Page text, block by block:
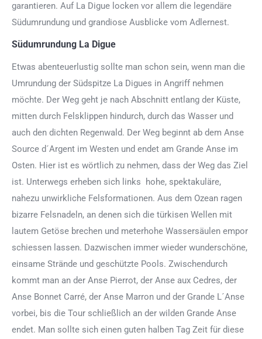
garantieren. Auf La Digue locken vor allem die legendäre
Südumrundung und grandiose Ausblicke vom Adlernest.
Südumrundung La Digue
Etwas abenteuerlustig sollte man schon sein, wenn man die
Umrundung der Südspitze La Digues in Angriff nehmen
möchte. Der Weg geht je nach Abschnitt entlang der Küste,
mitten durch Felsklippen hindurch, durch das Wasser und
auch den dichten Regenwald. Der Weg beginnt ab dem Anse
Source d´Argent im Westen und endet am Grande Anse im
Osten. Hier ist es wörtlich zu nehmen, dass der Weg das Ziel
ist. Unterwegs erheben sich links hohe, spektakuläre,
nahezu unwirkliche Felsformationen. Aus dem Ozean ragen
bizarre Felsnadeln, an denen sich die türkisen Wellen mit
lautem Getöse brechen und meterhohe Wassersäulen empor
schiessen lassen. Dazwischen immer wieder wunderschöne,
einsame Strände und geschützte Pools. Zwischendurch
kommt man an der Anse Pierrot, der Anse aux Cedres, der
Anse Bonnet Carré, der Anse Marron und der Grande L´Anse
vorbei, bis die Tour schließlich an der wilden Grande Anse
endet. Man sollte sich einen guten halben Tag Zeit für diese